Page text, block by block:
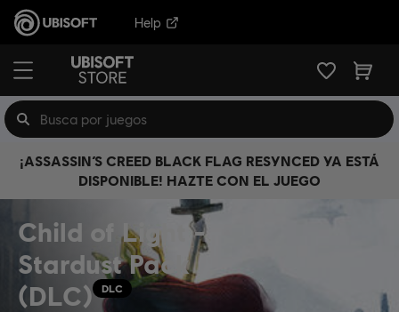
Help
¡ASSASSIN’S CREED BLACK FLAG RESYNCED YA ESTÁ
DISPONIBLE! HAZTE CON EL JUEGO
Child of Light -
Stardust Pack
(DLC)
DLC